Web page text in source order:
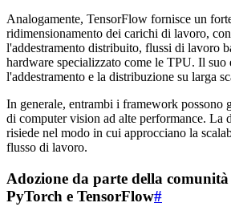
Analogamente, TensorFlow fornisce un
ridimensionamento dei carichi di lavoro,
l'addestramento distribuito, flussi di lavoro
hardware specializzato come le TPU. Il suo
l'addestramento e la distribuzione su larga
In generale, entrambi i framework possono
di computer vision ad alte performance. La
risiede nel modo in cui approcciano la
flusso di lavoro.
Adozione da parte della
PyTorch e TensorFlow#